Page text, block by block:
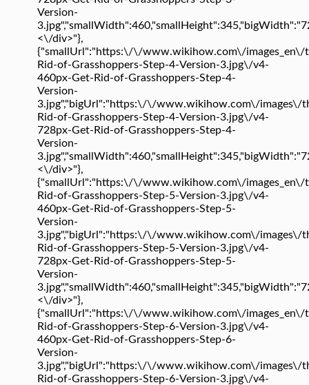
Version-
<\/div>"},
{"smallUrl":"https:\/\/www.wikihow.com\/
Rid-of-Grasshoppers-Step-4-Version-3.jpg\/v4-
460px-Get-Rid-of-Grasshoppers-Step-4-
Version-
3.jpg","bigUrl":"https:\/\/www.wikihow.com\/
Rid-of-Grasshoppers-Step-4-Version-3.jpg\/v4-
728px-Get-Rid-of-Grasshoppers-Step-4-
Version-
<\/div>"},
{"smallUrl":"https:\/\/www.wikihow.com\/
Rid-of-Grasshoppers-Step-5-Version-3.jpg\/v4-
460px-Get-Rid-of-Grasshoppers-Step-5-
Version-
3.jpg","bigUrl":"https:\/\/www.wikihow.com\/images\/
Rid-of-Grasshoppers-Step-5-Version-3.jpg\/v4-
728px-Get-Rid-of-Grasshoppers-Step-5-
Version-
<\/div>"},
{"smallUrl":"https:\/\/www.wikihow.com\/
Rid-of-Grasshoppers-Step-6-Version-3.jpg\/v4-
460px-Get-Rid-of-Grasshoppers-Step-6-
Version-
3.jpg","bigUrl":"https:\/\/www.wikihow.com\/
Rid-of-Grasshoppers-Step-6-Version-3.jpg\/v4-